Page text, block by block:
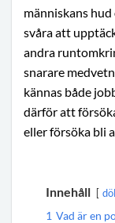
människans
svåra att
andra
snarare
kännas både
därför att
eller försöka bli
Innehåll
1 Vad är en